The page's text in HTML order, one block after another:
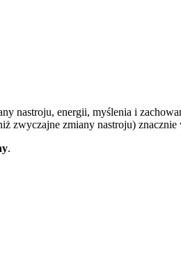
nastroju, energii, myślenia i
zwyczajne zmiany nastroju)
.